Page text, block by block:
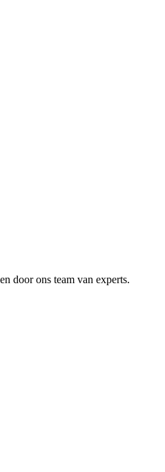
door ons team van experts.